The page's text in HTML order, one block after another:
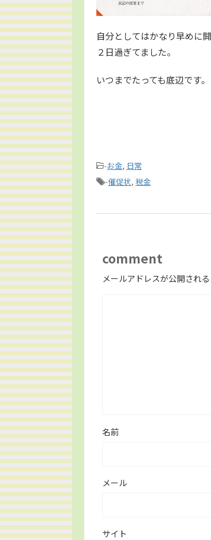
自分としてはかなり早めに
２日過ぎてました。
いつまでたっても底辺です。
-お金, 日常
-催促状, 税金
comment
メールアドレスが公開される
名前
メール
サイト